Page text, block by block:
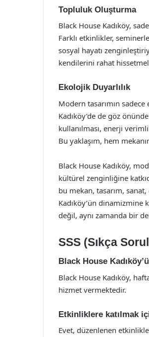
Topluluk Oluşturma
Black House Kadıköy,
Farklı etkinlikler,
sosyal hayatı
kendilerini rahat
Ekolojik Duyarlılık
Modern tasarımın
Kadıköy’de de göz
kullanılması, enerji
Bu yaklaşım, hem
Black House Kadıköy,
kültürel zenginliğine
bu mekan, tasarım,
Kadıköy’ün dinamizmine
değil, aynı zamanda bir
SSS (Sıkça
Black House
Black House Kadıköy,
hizmet vermektedir.
Etkinliklere katılmak
Evet, düzenlenen